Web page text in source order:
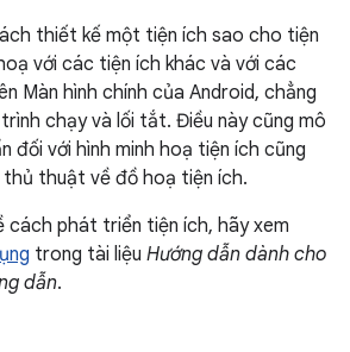
thiết kế một tiện ích sao cho tiện
với các tiện ích khác và với các
Màn hình chính của Android, chẳng
chạy và lối tắt. Điều này cũng mô
đối với hình minh hoạ tiện ích cũng
thuật về đồ hoạ tiện ích.
phát triển tiện ích, hãy xem
trong tài liệu Hướng dẫn dành cho
dẫn.